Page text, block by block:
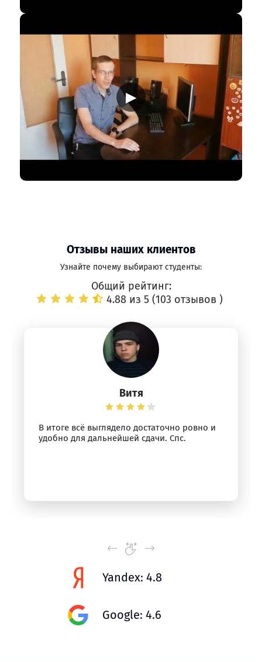
▶
Отзывы наших клиентов
Узнайте почему выбирают студенты:
Общий рейтинг:
4.88 из 5 (103 отзывов )
Витя
В итоге всё выглядело достаточно ровно и
удобно для дальнейшей сдачи. Спс.
Yandex: 4.8
Google: 4.6